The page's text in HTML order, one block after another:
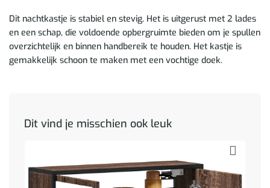
Dit nachtkastje is stabiel en stevig. Het is uitgerust met 2 lades
en een schap, die voldoende opbergruimte bieden om je spullen
overzichtelijk en binnen handbereik te houden. Het kastje is
gemakkelijk schoon te maken met een vochtige doek.
Dit vind je misschien ook leuk